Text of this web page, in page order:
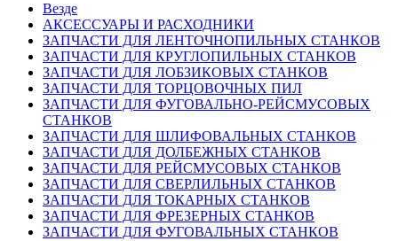
Везде
АКСЕССУАРЫ И РАСХОДНИКИ
ЗАПЧАСТИ ДЛЯ ЛЕНТОЧНОПИЛЬНЫХ СТАНКОВ
ЗАПЧАСТИ ДЛЯ КРУГЛОПИЛЬНЫХ СТАНКОВ
ЗАПЧАСТИ ДЛЯ ЛОБЗИКОВЫХ СТАНКОВ
ЗАПЧАСТИ ДЛЯ ТОРЦОВОЧНЫХ ПИЛ
ЗАПЧАСТИ ДЛЯ ФУГОВАЛЬНО-РЕЙСМУСОВЫХ
СТАНКОВ
ЗАПЧАСТИ ДЛЯ ШЛИФОВАЛЬНЫХ СТАНКОВ
ЗАПЧАСТИ ДЛЯ ДОЛБЕЖНЫХ СТАНКОВ
ЗАПЧАСТИ ДЛЯ РЕЙСМУСОВЫХ СТАНКОВ
ЗАПЧАСТИ ДЛЯ СВЕРЛИЛЬНЫХ СТАНКОВ
ЗАПЧАСТИ ДЛЯ ТОКАРНЫХ СТАНКОВ
ЗАПЧАСТИ ДЛЯ ФРЕЗЕРНЫХ СТАНКОВ
ЗАПЧАСТИ ДЛЯ ФУГОВАЛЬНЫХ СТАНКОВ